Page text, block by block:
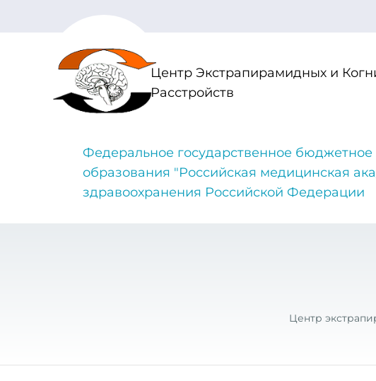
Центр Экстрапирамидных и
Расстройств
Федеральное государственное
образования "Российская медицинская
здравоохранения Российской Федерации
Центр